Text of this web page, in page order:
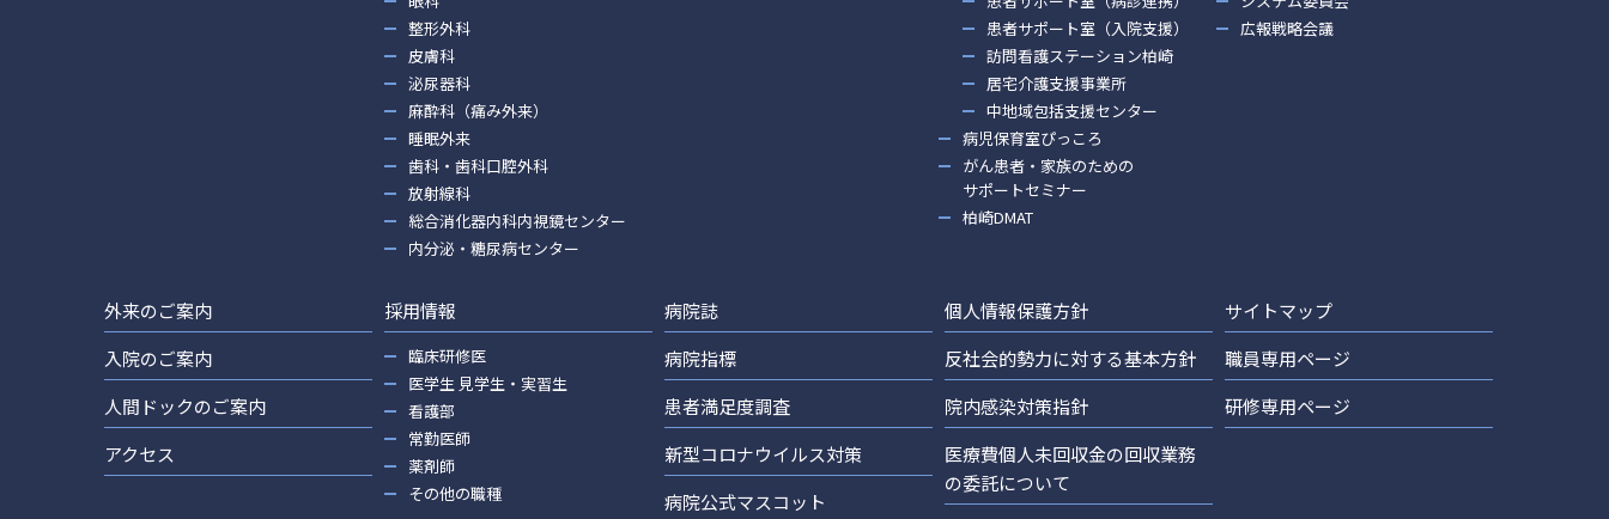
整形外科
皮膚科
泌尿器科
麻酔科（痛み外来）
睡眠外来
歯科・歯科口腔外科
放射線科
総合消化器内科内視鏡センター
内分泌・糖尿病センター
患者サポート室（入院支援）
訪問看護ステーション柏崎
居宅介護支援事業所
中地域包括支援センター
病児保育室ぴっころ
がん患者・家族のための
サポートセミナー
柏崎DMAT
広報戦略会議
外来のご案内
入院のご案内
人間ドックのご案内
アクセス
採用情報
臨床研修医
医学生 見学生・実習生
看護部
常勤医師
薬剤師
その他の職種
病院誌
病院指標
患者満足度調査
新型コロナウイルス対策
病院公式マスコット
個人情報保護方針
反社会的勢力に対する基本方針
院内感染対策指針
医療費個人未回収金の回収業務
の委託について
サイトマップ
職員専用ページ
研修専用ページ